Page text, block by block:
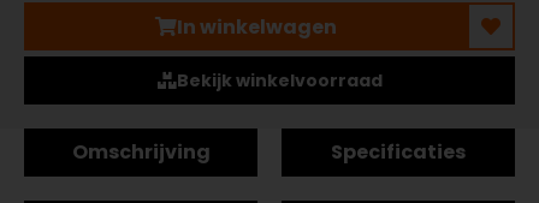
In winkelwagen
Bekijk winkelvoorraad
Omschrijving Specificaties